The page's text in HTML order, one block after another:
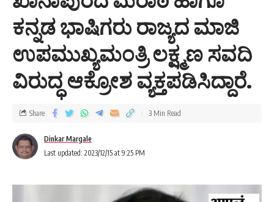
ಕನ್ನಡ ಭಾಷಿಗರು ರಾಜ್ಯದ ಮಾಜಿ
ಉಪಮುಖ್ಯಮಂತ್ರಿ ಲಕ್ಷ್ಮಣ ಸವದಿ
ವಿರುದ್ಧ ಆಕ್ರೋಶ ವ್ಯಕ್ತಪಡಿಸಿದ್ದಾರೆ.
Last updated: 2023/12/15 at 9:25 PM
Dinkar Margale
Share 3 Min Read